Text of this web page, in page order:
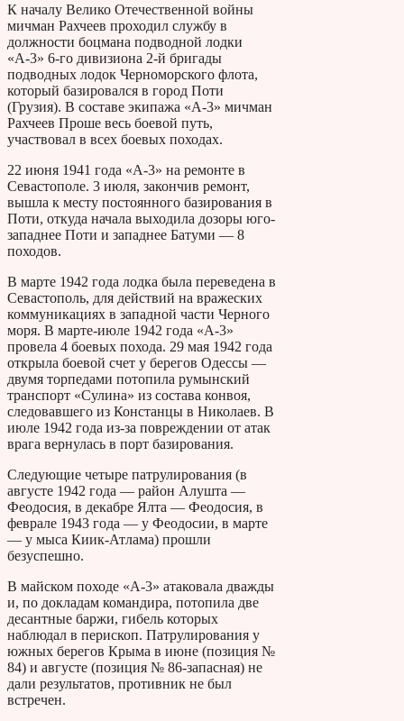
К началу Велико Отечественной войны
мичман Рахчеев проходил службу в
должности боцмана подводной лодки
«А-3» 6-го дивизиона 2-й бригады
подводных лодок Черноморского флота,
который базировался в город Поти
(Грузия). В составе экипажа «А-3» мичман
Рахчеев Проше весь боевой путь,
участвовал в всех боевых походах.
22 июня 1941 года «А-3» на ремонте в
Севастополе. 3 июля, закончив ремонт,
вышла к месту постоянного базирования в
Поти, откуда начала выходила дозоры юго-
западнее Поти и западнее Батуми — 8
походов.
В марте 1942 года лодка была переведена в
Севастополь, для действий на вражеских
коммуникациях в западной части Черного
моря. В марте-июле 1942 года «А-3»
провела 4 боевых похода. 29 мая 1942 года
открыла боевой счет у берегов Одессы —
двумя торпедами потопила румынский
транспорт «Сулина» из состава конвоя,
следовавшего из Констанцы в Николаев. В
июле 1942 года из-за повреждении от атак
врага вернулась в порт базирования.
Следующие четыре патрулирования (в
августе 1942 года — район Алушта —
Феодосия, в декабре Ялта — Феодосия, в
феврале 1943 года — у Феодосии, в марте
— у мыса Киик-Атлама) прошли
безуспешно.
В майском походе «А-3» атаковала дважды
и, по докладам командира, потопила две
десантные баржи, гибель которых
наблюдал в перископ. Патрулирования у
южных берегов Крыма в июне (позиция №
84) и августе (позиция № 86-запасная) не
дали результатов, противник не был
встречен.